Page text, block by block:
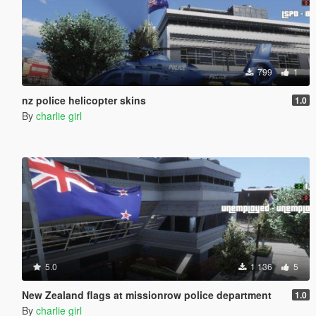
799 1
nz police helicopter skins 1.0
By charlie girl
5.0 1 136 5
New Zealand flags at missionrow police department 1.0
By charlie girl